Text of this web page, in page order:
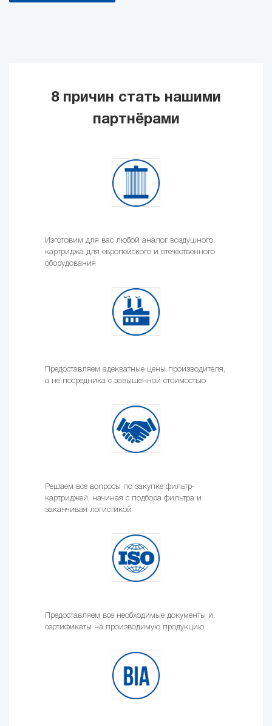
8 причин стать нашими
партнёрами
Изготовим для вас любой аналог воздушного
картриджа для европейского и отечественного
оборудования
Предоставляем адекватные цены производителя,
а не посредника с завышенной стоимостью
Решаем все вопросы по закупке фильтр-
картриджей, начиная с подбора фильтра и
заканчивая логистикой
Предоставляем все необходимые документы и
сертификаты на производимую продукцию